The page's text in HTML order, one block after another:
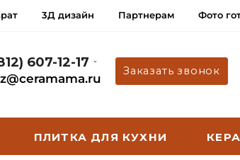
3Д дизайн Партнерам Фото
607-12-17
Заказать звонок
ПЛИТКА ДЛЯ КУХНИ